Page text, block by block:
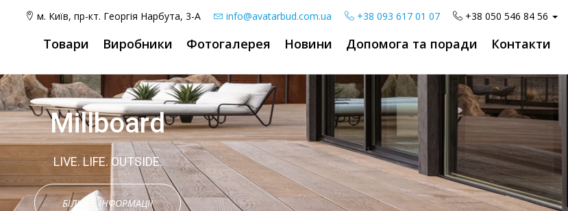
м. Київ, пр-кт. Георгія Нарбута, 3-А info@avatarbud.com.ua +38 093 617 01 07 +38 050 546 84 56
Товари Виробники Фотогалерея Новини Допомога та поради Контакти
Millboard
LIVE. LIFE. OUTSIDE.
БІЛЬШЕ ІНФОРМАЦІЇ
Підвіконня
Сучасні підвіконня